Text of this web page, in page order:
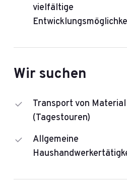
vielfältige
Wir suchen
Transport von Material
(Tagestouren)
Allgemeine